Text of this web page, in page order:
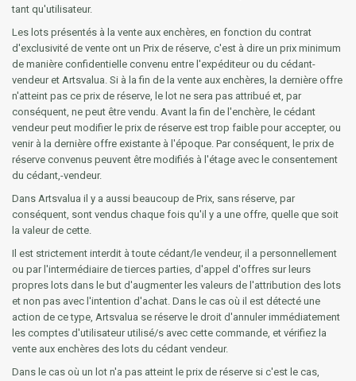
tant qu'utilisateur.
Les lots présentés à la vente aux enchères, en fonction du contrat
d'exclusivité de vente ont un Prix de réserve, c'est à dire un prix minimum
de manière confidentielle convenu entre l'expéditeur ou du cédant-
vendeur et Artsvalua. Si à la fin de la vente aux enchères, la dernière offre
n'atteint pas ce prix de réserve, le lot ne sera pas attribué et, par
conséquent, ne peut être vendu. Avant la fin de l'enchère, le cédant
vendeur peut modifier le prix de réserve est trop faible pour accepter, ou
venir à la dernière offre existante à l'époque. Par conséquent, le prix de
réserve convenus peuvent être modifiés à l'étage avec le consentement
du cédant,-vendeur.
Dans Artsvalua il y a aussi beaucoup de Prix, sans réserve, par
conséquent, sont vendus chaque fois qu'il y a une offre, quelle que soit
la valeur de cette.
Il est strictement interdit à toute cédant/le vendeur, il a personnellement
ou par l'intermédiaire de tierces parties, d'appel d'offres sur leurs
propres lots dans le but d'augmenter les valeurs de l'attribution des lots
et non pas avec l'intention d'achat. Dans le cas où il est détecté une
action de ce type, Artsvalua se réserve le droit d'annuler immédiatement
les comptes d'utilisateur utilisé/s avec cette commande, et vérifiez la
vente aux enchères des lots du cédant vendeur.
Dans le cas où un lot n'a pas atteint le prix de réserve si c'est le cas,